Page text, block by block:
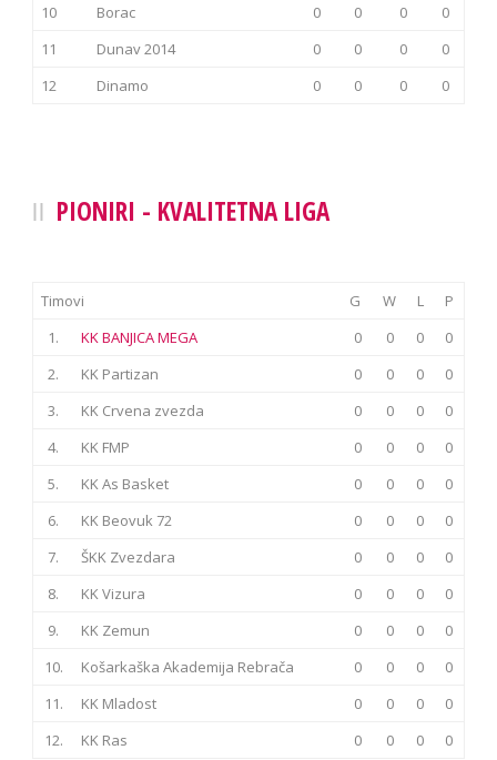
10
Borac 0 0 0
0
11
Dunav 2014 0 0 0
0
12
Dinamo 0 0 0 0
PIONIRI - KVALITETNA LIGA
Timovi G W L
P
1.
KK BANJICA MEGA 0 0 0
0
2.
KK Partizan 0 0 0
0
3.
KK Crvena zvezda 0 0 0
0
4.
KK FMP 0 0 0
0
5.
KK As Basket 0 0 0
0
6.
KK Beovuk 72 0 0 0
0
7.
ŠKK Zvezdara 0 0 0
0
8.
KK Vizura 0 0 0
0
9.
KK Zemun 0 0 0
0
10.
Košarkaška Akademija Rebrača 0 0 0
0
11.
KK Mladost 0 0 0
0
12.
KK Ras 0 0 0 0